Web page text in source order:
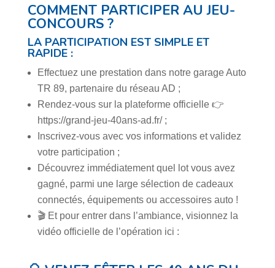
COMMENT PARTICIPER AU JEU-
CONCOURS ?
LA PARTICIPATION EST SIMPLE ET
RAPIDE :
Effectuez une prestation dans notre garage Auto
TR 89, partenaire du réseau AD ;
Rendez-vous sur la plateforme officielle 👉
https://grand-jeu-40ans-ad.fr/ ;
Inscrivez-vous avec vos informations et validez
votre participation ;
Découvrez immédiatement quel lot vous avez
gagné, parmi une large sélection de cadeaux
connectés, équipements ou accessoires auto !
🎬 Et pour entrer dans l’ambiance, visionnez la
vidéo officielle de l’opération ici :